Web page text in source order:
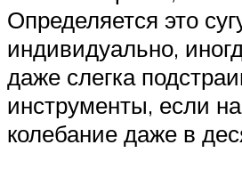
Определяется это
индивидуально,
даже слегка
инструменты, если
колебание даже в